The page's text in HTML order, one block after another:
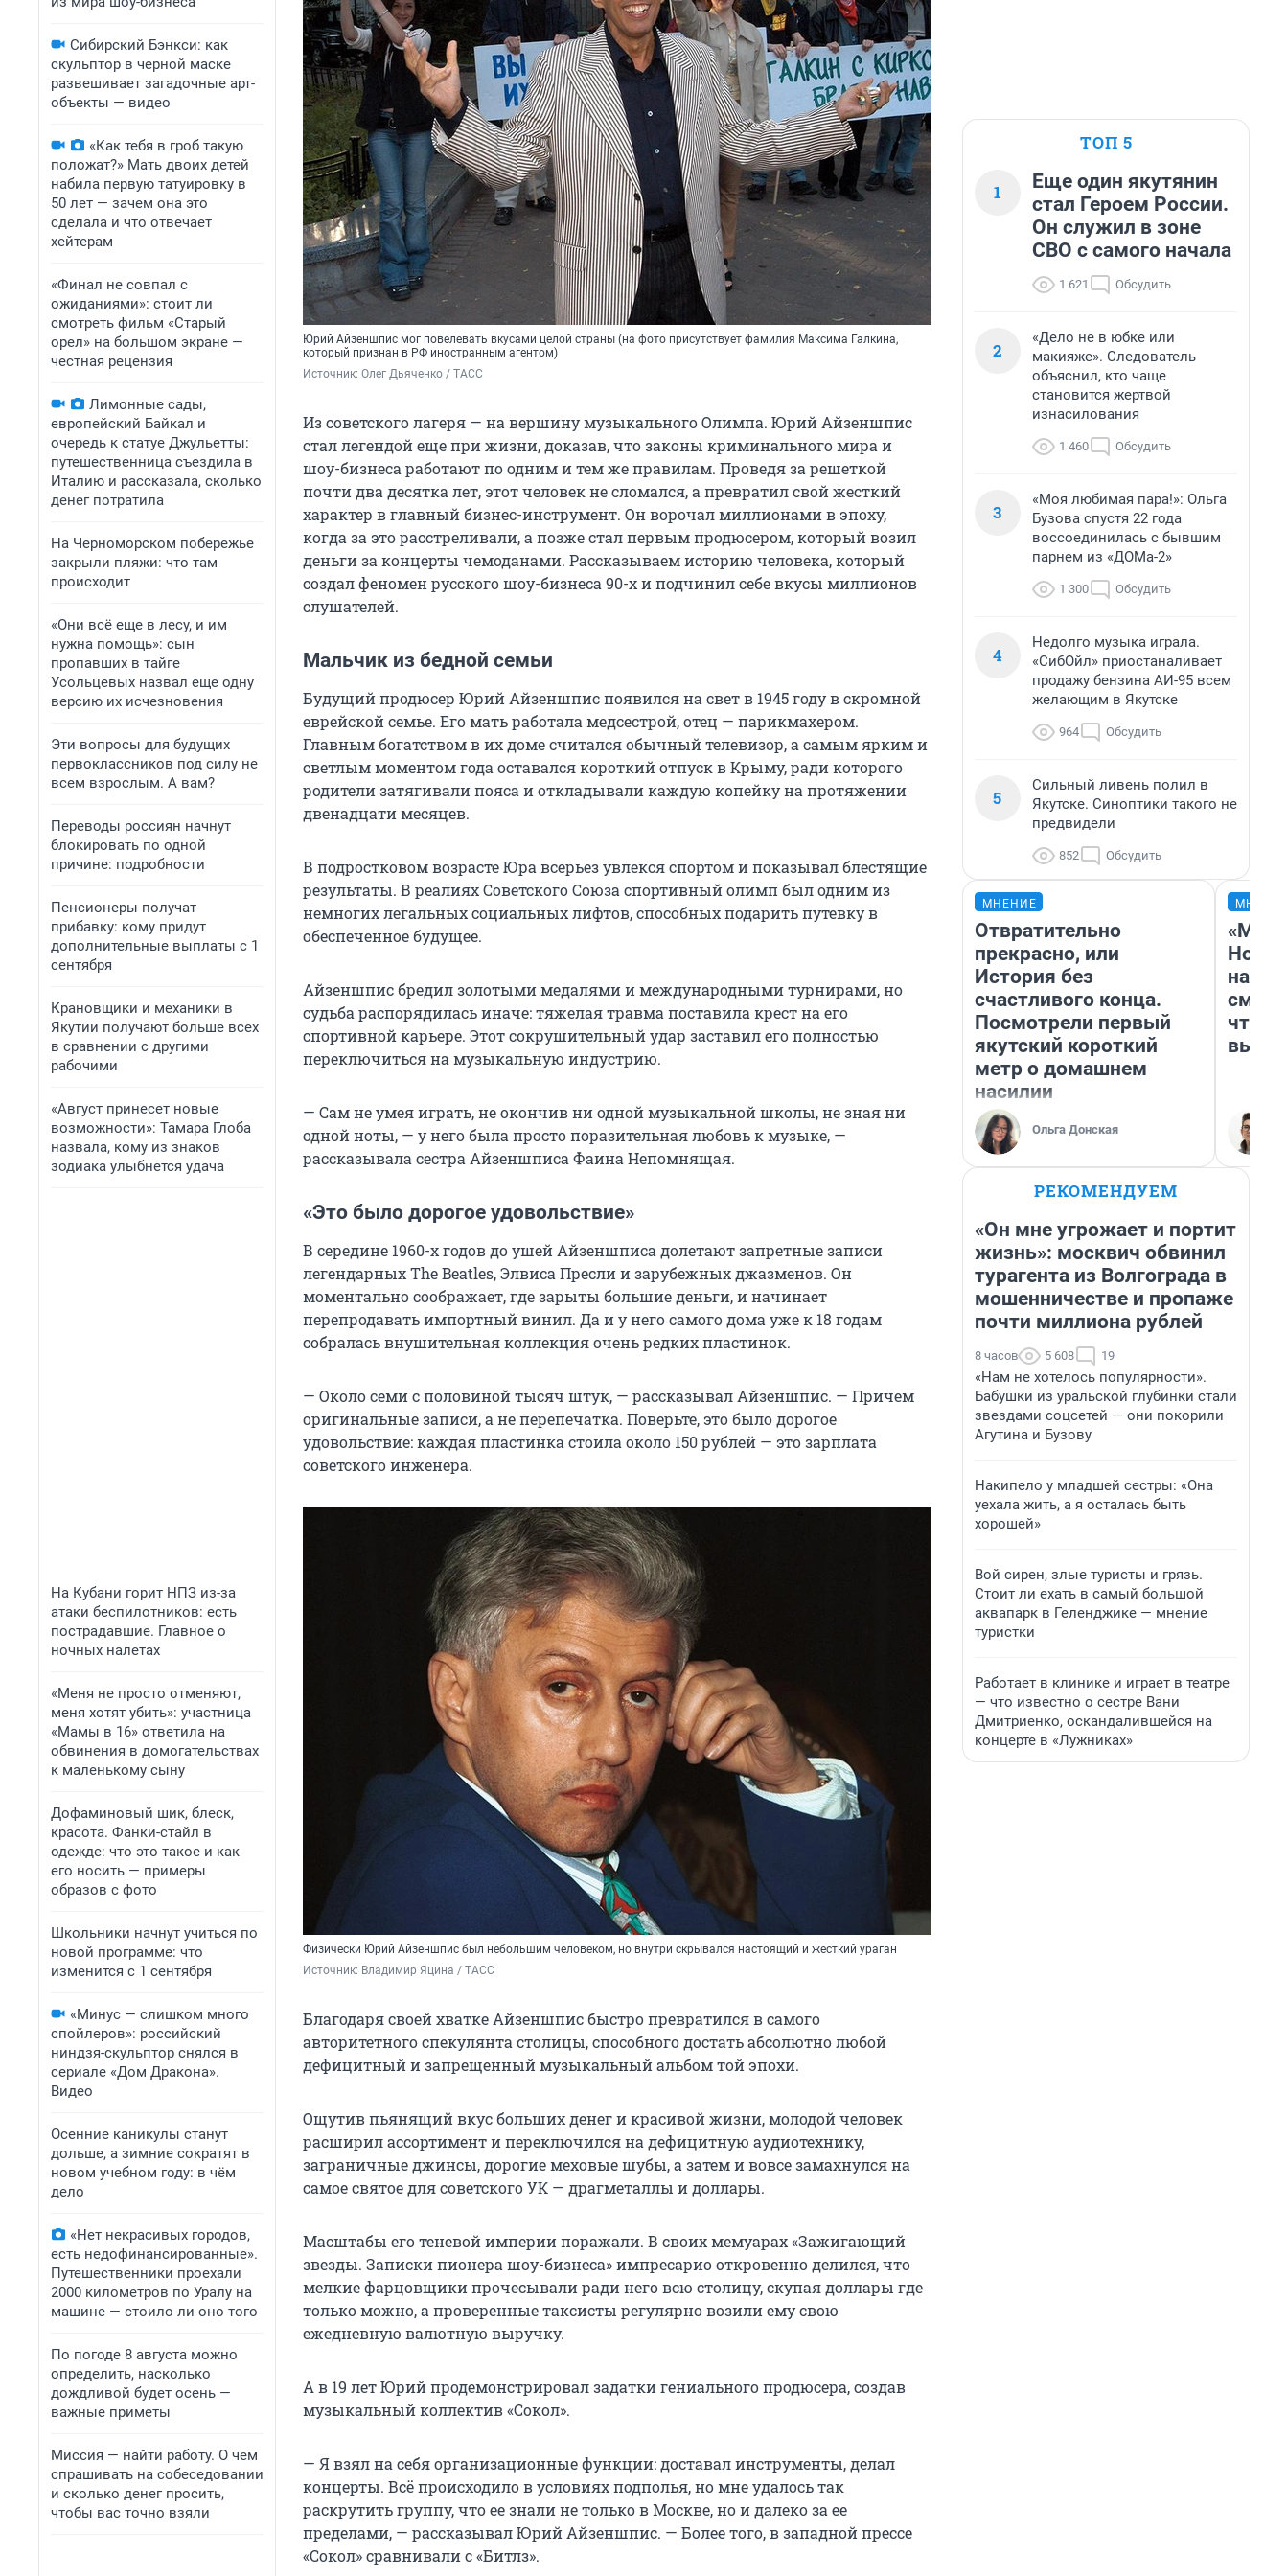
Сибирский Бэнкси: как
скульптор в черной маске
развешивает загадочные арт-
объекты — видео
«Как тебя в гроб такую
положат?» Мать двоих детей
набила первую татуировку в
50 лет — зачем она это
сделала и что отвечает
хейтерам
«Финал не совпал с
ожиданиями»: стоит ли
смотреть фильм «Старый
орел» на большом экране —
честная рецензия
Лимонные сады,
европейский Байкал и
очередь к статуе Джульетты:
путешественница съездила в
Италию и рассказала, сколько
денег потратила
На Черноморском побережье
закрыли пляжи: что там
происходит
«Они всё еще в лесу, и им
нужна помощь»: сын
пропавших в тайге
Усольцевых назвал еще одну
версию их исчезновения
Эти вопросы для будущих
первоклассников под силу не
всем взрослым. А вам?
Переводы россиян начнут
блокировать по одной
причине: подробности
Пенсионеры получат
прибавку: кому придут
дополнительные выплаты с 1
сентября
Крановщики и механики в
Якутии получают больше всех
в сравнении с другими
рабочими
«Август принесет новые
возможности»: Тамара Глоба
назвала, кому из знаков
зодиака улыбнется удача
На Кубани горит НПЗ из-за
атаки беспилотников: есть
пострадавшие. Главное о
ночных налетах
«Меня не просто отменяют,
меня хотят убить»: участница
«Мамы в 16» ответила на
обвинения в домогательствах
к маленькому сыну
Дофаминовый шик, блеск,
красота. Фанки-стайл в
одежде: что это такое и как
его носить — примеры
образов с фото
Школьники начнут учиться по
новой программе: что
изменится с 1 сентября
«Минус — слишком много
спойлеров»: российский
ниндзя-скульптор снялся в
сериале «Дом Дракона».
Видео
Осенние каникулы станут
дольше, а зимние сократят в
новом учебном году: в чём
дело
«Нет некрасивых городов,
есть недофинансированные».
Путешественники проехали
2000 километров по Уралу на
машине — стоило ли оно того
По погоде 8 августа можно
определить, насколько
дождливой будет осень —
важные приметы
Миссия — найти работу. О чем
спрашивать на собеседовании
и сколько денег просить,
чтобы вас точно взяли
Юрий Айзеншпис мог повелевать вкусами целой страны (на фото присутствует фамилия Максима Галкина,
который признан в РФ иностранным агентом)
Источник: Олег Дьяченко / ТАСС
Из советского лагеря — на вершину музыкального Олимпа. Юрий Айзеншпис
стал легендой еще при жизни, доказав, что законы криминального мира и
шоу-бизнеса работают по одним и тем же правилам. Проведя за решеткой
почти два десятка лет, этот человек не сломался, а превратил свой жесткий
характер в главный бизнес-инструмент. Он ворочал миллионами в эпоху,
когда за это расстреливали, а позже стал первым продюсером, который возил
деньги за концерты чемоданами. Рассказываем историю человека, который
создал феномен русского шоу-бизнеса 90-х и подчинил себе вкусы миллионов
слушателей.
Мальчик из бедной семьи
Будущий продюсер Юрий Айзеншпис появился на свет в 1945 году в скромной
еврейской семье. Его мать работала медсестрой, отец — парикмахером.
Главным богатством в их доме считался обычный телевизор, а самым ярким и
светлым моментом года оставался короткий отпуск в Крыму, ради которого
родители затягивали пояса и откладывали каждую копейку на протяжении
двенадцати месяцев.
В подростковом возрасте Юра всерьез увлекся спортом и показывал блестящие
результаты. В реалиях Советского Союза спортивный олимп был одним из
немногих легальных социальных лифтов, способных подарить путевку в
обеспеченное будущее.
Айзеншпис бредил золотыми медалями и международными турнирами, но
судьба распорядилась иначе: тяжелая травма поставила крест на его
спортивной карьере. Этот сокрушительный удар заставил его полностью
переключиться на музыкальную индустрию.
— Сам не умея играть, не окончив ни одной музыкальной школы, не зная ни
одной ноты, — у него была просто поразительная любовь к музыке, —
рассказывала сестра Айзеншписа Фаина Непомнящая.
«Это было дорогое удовольствие»
В середине 1960-х годов до ушей Айзеншписа долетают запретные записи
легендарных The Beatles, Элвиса Пресли и зарубежных джазменов. Он
моментально соображает, где зарыты большие деньги, и начинает
перепродавать импортный винил. Да и у него самого дома уже к 18 годам
собралась внушительная коллекция очень редких пластинок.
— Около семи с половиной тысяч штук, — рассказывал Айзеншпис. — Причем
оригинальные записи, а не перепечатка. Поверьте, это было дорогое
удовольствие: каждая пластинка стоила около 150 рублей — это зарплата
советского инженера.
Физически Юрий Айзеншпис был небольшим человеком, но внутри скрывался настоящий и жесткий ураган
Источник: Владимир Яцина / ТАСС
Благодаря своей хватке Айзеншпис быстро превратился в самого
авторитетного спекулянта столицы, способного достать абсолютно любой
дефицитный и запрещенный музыкальный альбом той эпохи.
Ощутив пьянящий вкус больших денег и красивой жизни, молодой человек
расширил ассортимент и переключился на дефицитную аудиотехнику,
заграничные джинсы, дорогие меховые шубы, а затем и вовсе замахнулся на
самое святое для советского УК — драгметаллы и доллары.
Масштабы его теневой империи поражали. В своих мемуарах «Зажигающий
звезды. Записки пионера шоу-бизнеса» импресарио откровенно делился, что
мелкие фарцовщики прочесывали ради него всю столицу, скупая доллары где
только можно, а проверенные таксисты регулярно возили ему свою
ежедневную валютную выручку.
А в 19 лет Юрий продемонстрировал задатки гениального продюсера, создав
музыкальный коллектив «Сокол».
— Я взял на себя организационные функции: доставал инструменты, делал
концерты. Всё происходило в условиях подполья, но мне удалось так
раскрутить группу, что ее знали не только в Москве, но и далеко за ее
пределами, — рассказывал Юрий Айзеншпис. — Более того, в западной прессе
«Сокол» сравнивали с «Битлз».
ТОП 5
1
Еще один якутянин
стал Героем России.
Он служил в зоне
СВО с самого начала
1 621 Обсудить
2
«Дело не в юбке или
макияже». Следователь
объяснил, кто чаще
становится жертвой
изнасилования
1 460 Обсудить
3
«Моя любимая пара!»: Ольга
Бузова спустя 22 года
воссоединилась с бывшим
парнем из «ДОМа-2»
1 300 Обсудить
4
Недолго музыка играла.
«СибОйл» приостаналивает
продажу бензина АИ-95 всем
желающим в Якутске
964 Обсудить
5
Сильный ливень полил в
Якутске. Синоптики такого не
предвидели
852 Обсудить
МНЕНИЕ
Отвратительно
прекрасно, или
История без
счастливого конца.
Посмотрели первый
якутский короткий
метр о домашнем
насилии
Ольга Донская
«Мы
РЕКОМЕНДУЕМ
«Он мне угрожает и портит
жизнь»: москвич обвинил
турагента из Волгограда в
мошенничестве и пропаже
почти миллиона рублей
8 часов 5 608 19
«Нам не хотелось популярности».
Бабушки из уральской глубинки стали
звездами соцсетей — они покорили
Агутина и Бузову
Накипело у младшей сестры: «Она
уехала жить, а я осталась быть
хорошей»
Вой сирен, злые туристы и грязь.
Стоит ли ехать в самый большой
аквапарк в Геленджике — мнение
туристки
Работает в клинике и играет в театре
— что известно о сестре Вани
Дмитриенко, оскандалившейся на
концерте в «Лужниках»